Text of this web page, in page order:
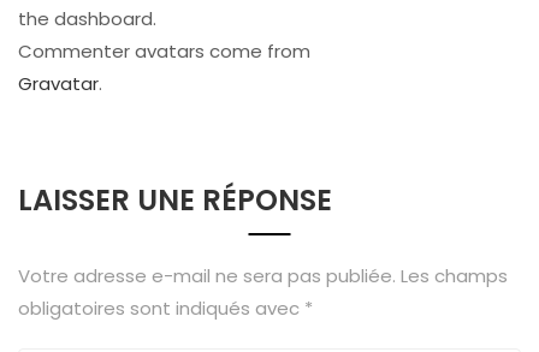
the dashboard.
Commenter avatars come from
Gravatar.
LAISSER UNE RÉPONSE
Votre adresse e-mail ne sera pas publiée. Les champs
obligatoires sont indiqués avec *